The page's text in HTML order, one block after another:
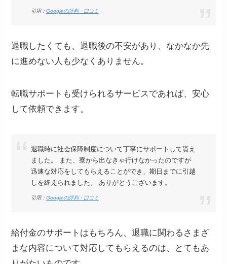
引用： Googleの評判・口コミ
退職したくても、退職後の不安があり、なかなか先
に進めない人も少なくありません。
転職サポートも受けられるサービスであれば、安心
して依頼できます。
退職時に社会保障制度について丁寧にサポートして貰え
ました。 また、寮から出なきゃ行けなかったのですが
迅速な対応をしてもらえることができ、期日までに引越
しを終えられました。 ありがとうございます。
引用： Googleの評判・口コミ
給付金のサポートはもちろん、退職に関わるさまざ
まな内容について対応してもらえるのは、とてもあ